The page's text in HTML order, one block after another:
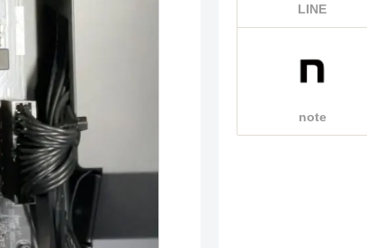
LINE
note